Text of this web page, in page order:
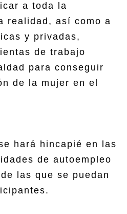
a toda la
realidad, así como a
y privadas,
de trabajo
para conseguir
de la mujer en el
hará hincapié en las
de autoempleo
las que se puedan